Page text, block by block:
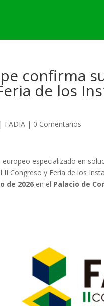
confirma
de los
| FADIA | 0 Comentarios
europeo especializado en
Congreso y Feria de los
de 2026 en el Palacio de